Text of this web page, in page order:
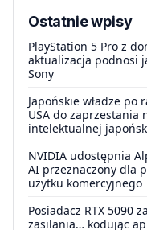
Ostatnie wpisy
PlayStation 5 Pro z
aktualizacja podnosi
Sony
Japońskie władze
USA do zaprzestania
intelektualnej
NVIDIA udostępnia
AI przeznaczony dla
użytku komercyjnego
Posiadacz RTX 5090
zasilania… kodując